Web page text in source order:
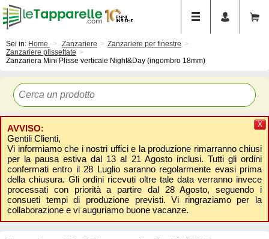
Sei in: Home Zanzariere
Zanzariere per finestre
Zanzariere plissettate
Zanzariera Mini Plisse verticale Night&Day (ingombro 18mm)
AVVISO:
Gentili Clienti,
Vi informiamo che i nostri uffici e la produzione rimarranno chiusi
per la pausa estiva dal 13 al 21 Agosto inclusi. Tutti gli ordini
confermati entro il 28 Luglio saranno regolarmente evasi prima
della chiusura. Gli ordini ricevuti oltre tale data verranno invece
processati con priorità a partire dal 28 Agosto, seguendo i
consueti tempi di produzione previsti. Vi ringraziamo per la
collaborazione e vi auguriamo buone vacanze.
X